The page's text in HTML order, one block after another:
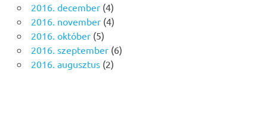
2016. december(4)
2016. november(4)
2016. október(5)
2016. szeptember(6)
2016. augusztus(2)